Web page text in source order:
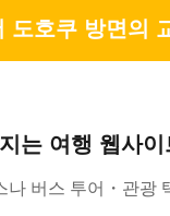
도호쿠 방면의
는 여행 웹사이
나 버스 투어・관